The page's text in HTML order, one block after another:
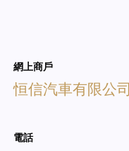
網上商戶
恒信汽車有限公司
電話